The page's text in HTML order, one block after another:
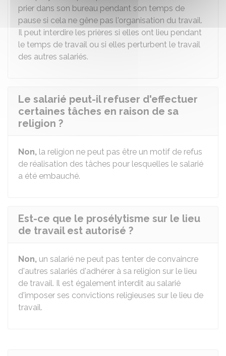
prier dans son bureau pendant son temps de
pause si cela ne gêne pas l'organisation du travail.
Il peut interdire les prières si elles ont lieu pendant
le temps de travail ou si elles perturbent le travail
des autres salariés.
Le salarié peut-il refuser d'effectuer
certaines tâches en raison de sa
religion ?
Non, la religion ne peut pas être un motif de refus
de réalisation des tâches pour lesquelles le salarié
a été embauché.
Est-ce que le prosélytisme sur le lieu
de travail est autorisé ?
Non, un salarié ne peut pas tenter de convaincre
d'autres salariés d'adhérer à sa religion sur le lieu
de travail. Il est également interdit au salarié
d'imposer ses convictions religieuses sur le lieu de
travail.